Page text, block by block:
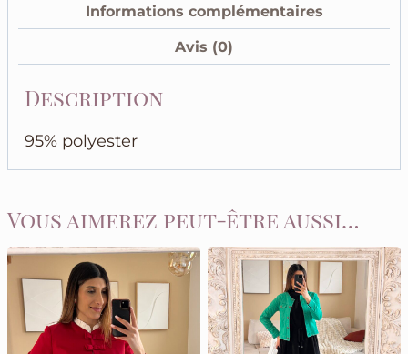
sans
couleur
vert
Informations complémentaires
Avis (0)
Description
95% polyester
Vous aimerez peut-être aussi…